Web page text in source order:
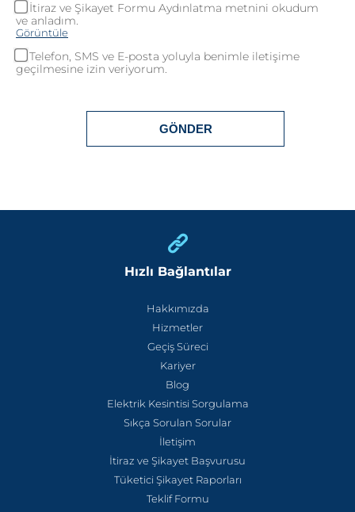
İtiraz ve Şikayet Formu Aydınlatma metnini okudum
ve anladım.
Görüntüle
Telefon, SMS ve E-posta yoluyla benimle iletişime
geçilmesine izin veriyorum.
Hızlı Bağlantılar
Hakkımızda
Hizmetler
Geçiş Süreci
Kariyer
Blog
Elektrik Kesintisi Sorgulama
Sıkça Sorulan Sorular
İletişim
İtiraz ve Şikayet Başvurusu
Tüketici Şikayet Raporları
Teklif Formu
Teşekkürler!